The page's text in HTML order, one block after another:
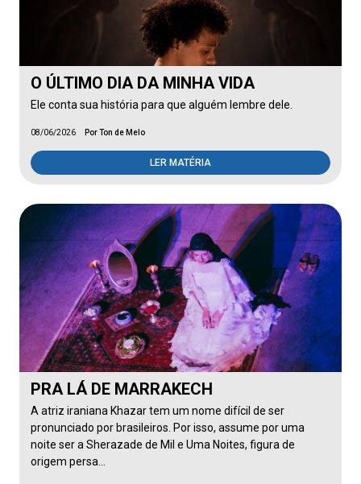
O ÚLTIMO DIA DA MINHA VIDA
Ele conta sua história para que alguém lembre dele.
08/06/2026 Por Ton de Melo
LER MATÉRIA
PRA LÁ DE MARRAKECH
A atriz iraniana Khazar tem um nome difícil de ser
pronunciado por brasileiros. Por isso, assume por uma
noite ser a Sherazade de Mil e Uma Noites, figura de
origem persa…